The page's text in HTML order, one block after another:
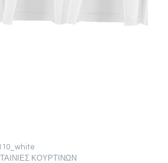
ΤΑΙΝΙΕΣ ΚΟΥΡΤΙΝΩΝ